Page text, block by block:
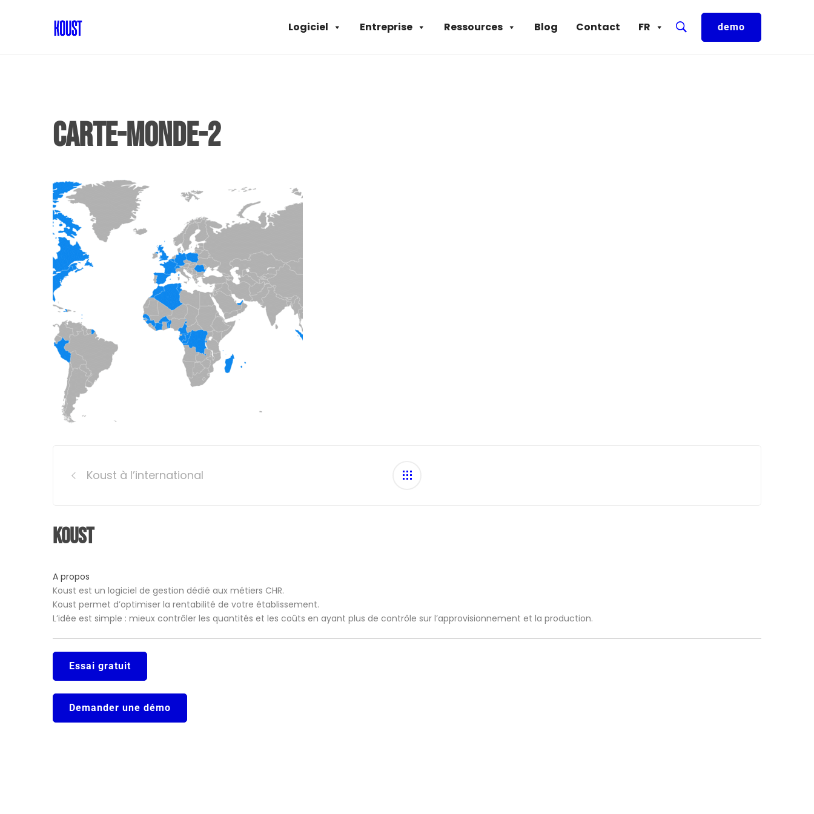
FR
Contact
Blog
Ressources
Entreprise
Logiciel demo
carte-monde-2
navigation
Koust à l’international
Koust
A propos
Koust est un logiciel de gestion dédié aux métiers CHR.
Koust permet d’optimiser la rentabilité de votre établissement.
L’idée est simple : mieux contrôler les quantités et les coûts en ayant plus de contrôle sur l’approvisionnement et la production.
Essai gratuit
Demander une démo